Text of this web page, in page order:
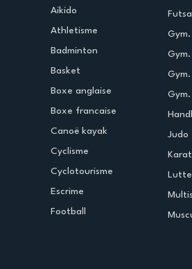
Aikido
Athletisme
Badminton
Basket
Boxe anglaise
Boxe francaise
Canoë kayak
Cyclisme
Cyclotourisme
Escrime
Football
Judo
Lutte